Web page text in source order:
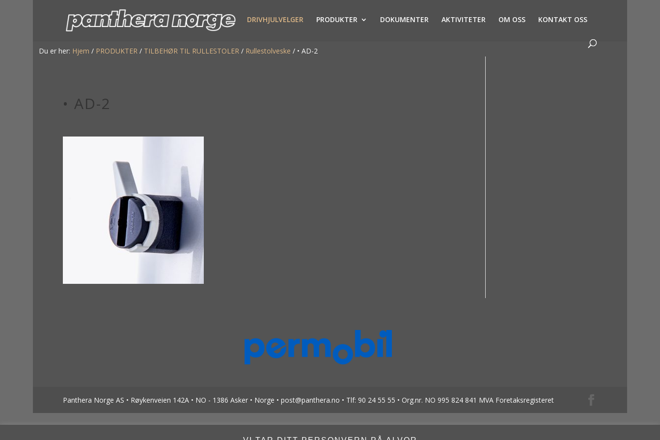
DRIVHJULVELGER PRODUKTER DOKUMENTER AKTIVITETER OM OSS KONTAKT OSS
Du er her: Hjem / PRODUKTER / TILBEHØR TIL RULLESTOLER / Rullestolveske / • AD-2
• AD-2
Panthera Norge AS • Røykenveien 142A • NO - 1386 Asker • Norge • post@panthera.no • Tlf: 90 24 55 55 • Org.nr. NO 995 824 841 MVA Foretaksregisteret